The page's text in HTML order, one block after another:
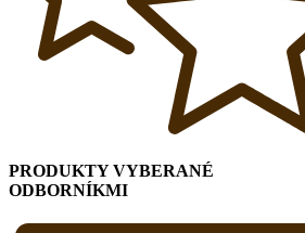
PRODUKTY VYBERANÉ
ODBORNÍKMI